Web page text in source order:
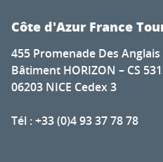
Côte d'Azur France
455 Promenade Des Anglais
Bâtiment HORIZON – CS
06203 NICE Cedex 3
Tél : +33 (0)4 93 37 78 78